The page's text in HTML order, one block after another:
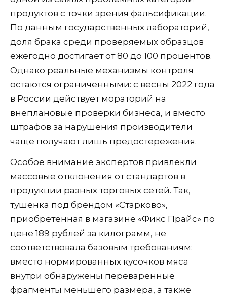
продуктов с точки зрения фальсификации.
По данным государственных лабораторий,
доля брака среди проверяемых образцов
ежегодно достигает от 80 до 100 процентов.
Однако реальные механизмы контроля
остаются ограниченными: с весны 2022 года
в России действует мораторий на
внеплановые проверки бизнеса, и вместо
штрафов за нарушения производители
чаще получают лишь предостережения.
Особое внимание экспертов привлекли
массовые отклонения от стандартов в
продукции разных торговых сетей. Так,
тушенка под брендом «Старково»,
приобретенная в магазине «Фикс Прайс» по
цене 189 рублей за килограмм, не
соответствовала базовым требованиям:
вместо нормированных кусочков мяса
внутри обнаружены переваренные
фрагменты меньшего размера, а также